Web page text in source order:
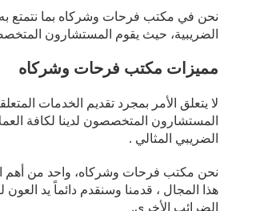
نحن في مكتب فرحات وشركاه بما نتمتع به
الضريبية، حيث يقوم المستشارون
مميزات مكتب فرحات وشركاه
لا يتعلق الأمر بمجرد تقديم الخدمات
المستشارون المتخصصون لدينا لكافة
الضريبي المثالي .
هذا المجال ، قدمنا وسنقدم دائماً يد
الضرائب الأخرى.